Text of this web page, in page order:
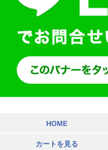
HOME
カートを見る